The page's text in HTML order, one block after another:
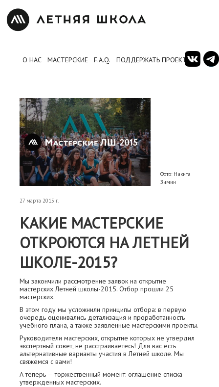
О НАС МАСТЕРСКИЕ F.A.Q. ПОДДЕРЖАТЬ ПРОЕКТ
Фото: Никита
Зимин
27 марта 2015 г.
КАКИЕ МАСТЕРСКИЕ
ОТКРОЮТСЯ НА ЛЕТНЕЙ
ШКОЛЕ-2015?
Мы закончили рассмотрение заявок на открытие
мастерских Летней школы-2015. Отбор прошли 25
мастерских.
В этом году мы усложнили принципы отбора: в первую
очередь оценивались детализация и проработанность
учебного плана, а также заявленные мастерскими проекты.
Руководители мастерских, открытие которых не утвердил
экспертный совет, не расстраиваетесь! Для вас есть
альтернативные варианты участия в Летней школе. Мы
свяжемся с вами!
А теперь — торжественный момент: оглашение списка
утвержденных мастерских.